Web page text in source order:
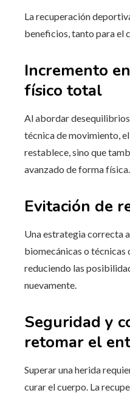
La recuperación
beneficios, tanto para el
Incremento
físico total
Al abordar
técnica de movimiento,
restablece, sino que
avanzado de forma física.
Evitación de
Una estrategia correcta
biomecánicas o técnicas
reduciendo las
nuevamente.
Seguridad y
retomar el
Superar una herida
curar el cuerpo. La